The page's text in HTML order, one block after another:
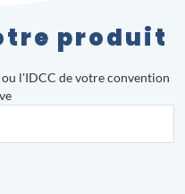
produit
l'IDCC de votre convention